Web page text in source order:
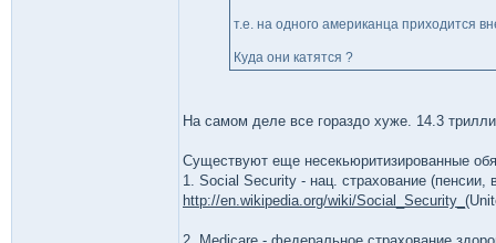
т.е. на одного американца приходится
Куда они катятся ?
На самом деле все гораздо хуже. 14.3
Существуют еще несекьюритизированные
1. Social Security - нац. страхование (пенсии,
http://en.wikipedia.org/wiki/Social_Security_